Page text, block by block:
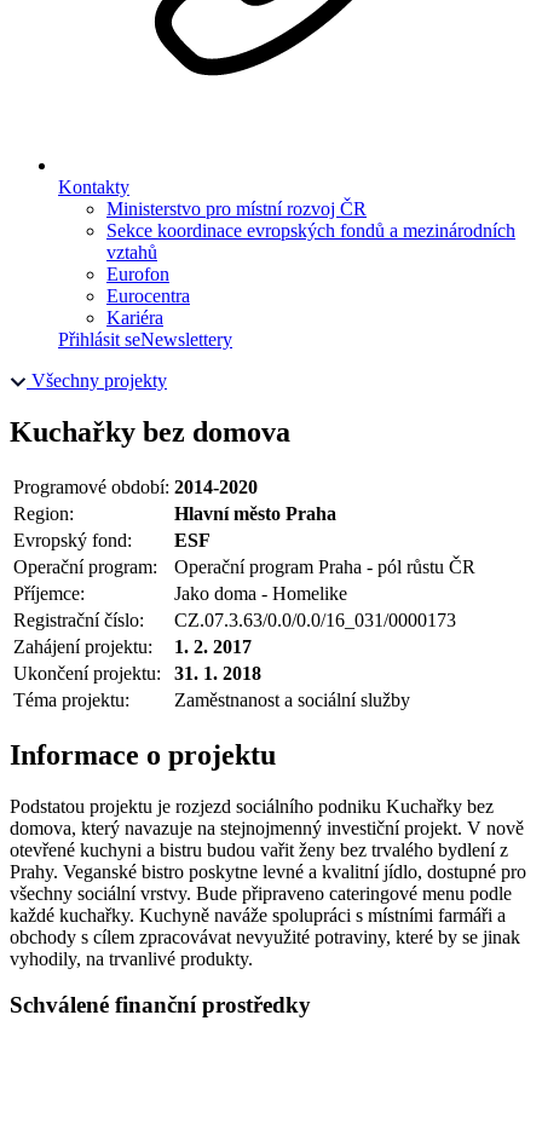
Kontakty
Ministerstvo pro místní rozvoj ČR
Sekce koordinace evropských fondů a mezinárodních
vztahů
Eurofon
Eurocentra
Kariéra
Přihlásit seNewslettery
Všechny projekty
Kuchařky bez domova
Programové období: 2014-2020
Region:
Hlavní město Praha
Evropský fond:
ESF
Operační program:
Operační program Praha - pól růstu ČR
Příjemce:
Jako doma - Homelike
Registrační číslo:
CZ.07.3.63/0.0/0.0/16_031/0000173
Zahájení projektu:
1. 2. 2017
Ukončení projektu:
31. 1. 2018
Téma projektu:
Zaměstnanost a sociální služby
Informace o projektu
Podstatou projektu je rozjezd sociálního podniku Kuchařky bez
domova, který navazuje na stejnojmenný investiční projekt. V nově
otevřené kuchyni a bistru budou vařit ženy bez trvalého bydlení z
Prahy. Veganské bistro poskytne levné a kvalitní jídlo, dostupné pro
všechny sociální vrstvy. Bude připraveno cateringové menu podle
každé kuchařky. Kuchyně naváže spolupráci s místními farmáři a
obchody s cílem zpracovávat nevyužité potraviny, které by se jinak
vyhodily, na trvanlivé produkty.
Schválené finanční prostředky